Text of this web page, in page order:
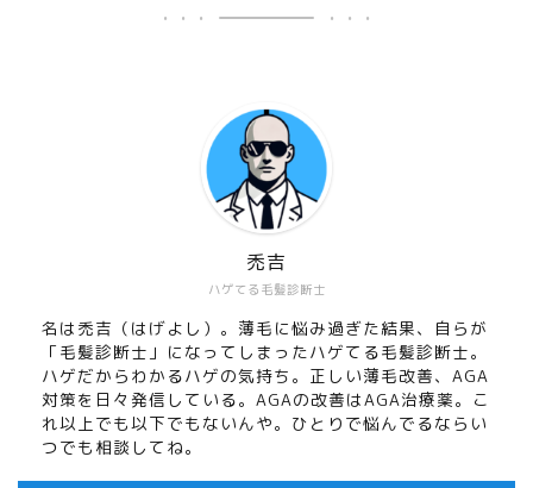
ハゲてる毛髪診断士
禿吉
名は禿吉（はげよし）。薄毛に悩み過ぎた結果、自らが
「毛髪診断士」になってしまったハゲてる毛髪診断士。
ハゲだからわかるハゲの気持ち。正しい薄毛改善、AGA
対策を日々発信している。AGAの改善はAGA治療薬。こ
れ以上でも以下でもないんや。ひとりで悩んでるならい
つでも相談してね。